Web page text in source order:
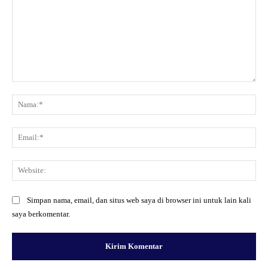
Simpan nama, email, dan situs web saya di browser ini untuk lain kali
saya berkomentar.